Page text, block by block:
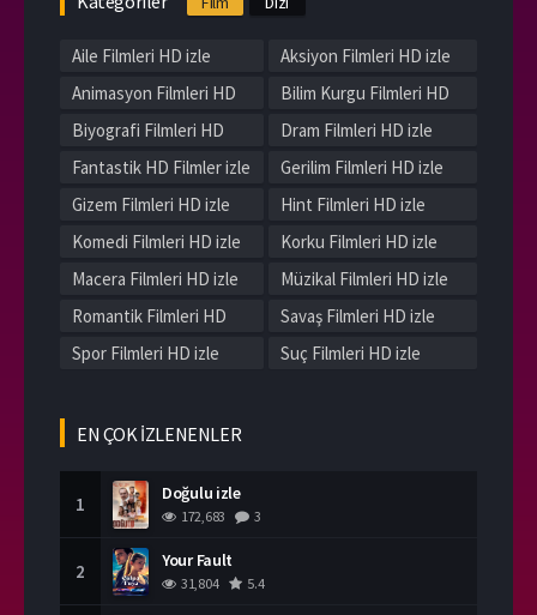
Aile Filmleri HD izle
Aksiyon Filmleri HD izle
Animasyon Filmleri HD
izle
Bilim Kurgu Filmleri HD
izle
Biyografi Filmleri HD
izle
Dram Filmleri HD izle
Fantastik HD Filmler izle
Gerilim Filmleri HD izle
Gizem Filmleri HD izle
Hint Filmleri HD izle
Komedi Filmleri HD izle
Korku Filmleri HD izle
Macera Filmleri HD izle
Müzikal Filmleri HD izle
Romantik Filmleri HD
izle
Savaş Filmleri HD izle
Spor Filmleri HD izle
Suç Filmleri HD izle
Yerli Filmleri HD izle
EN ÇOK İZLENENLER
1 Doğulu izle
172,683 3
2 Your Fault
31,804 5.4